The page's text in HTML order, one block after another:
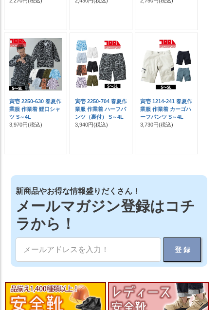
寅壱 2250-630 春夏作
業服 作業着 鯉口シャ
ツ S～4L
3,970円(税込)
寅壱 2250-704 春夏作
業服 作業着 ハーフパ
ンツ（裏付） S～4L
3,940円(税込)
寅壱 1214-241 春夏作
業服 作業着 カーゴハ
ーフパンツ S～4L
3,730円(税込)
新商品やお得な情報盛りだくさん！
メールマガジン登録はコチ
ラから！